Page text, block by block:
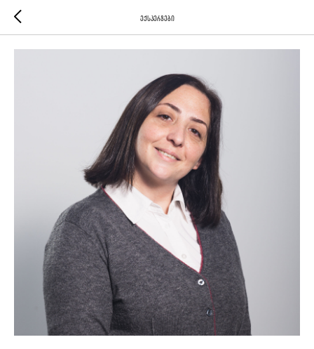
ექსპერტები